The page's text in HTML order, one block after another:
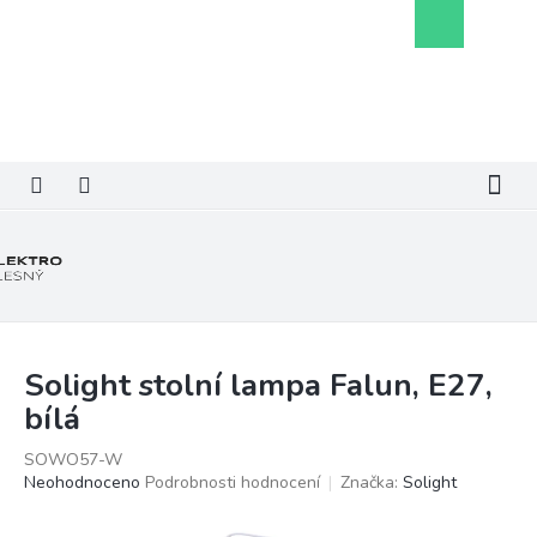
košík
Solight stolní lampa Falun, E27,
bílá
SOWO57-W
Průměrné
Neohodnoceno Podrobnosti hodnocení Značka: Solight